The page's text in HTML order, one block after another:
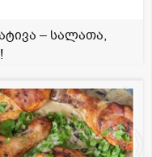
– სალათა,